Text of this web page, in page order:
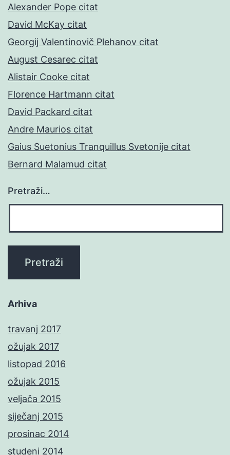
Alexander Pope citat
David McKay citat
Georgij Valentinovič Plehanov citat
August Cesarec citat
Alistair Cooke citat
Florence Hartmann citat
David Packard citat
Andre Maurios citat
Gaius Suetonius Tranquillus Svetonije citat
Bernard Malamud citat
Pretraži…
Arhiva
travanj 2017
ožujak 2017
listopad 2016
ožujak 2015
veljača 2015
siječanj 2015
prosinac 2014
studeni 2014